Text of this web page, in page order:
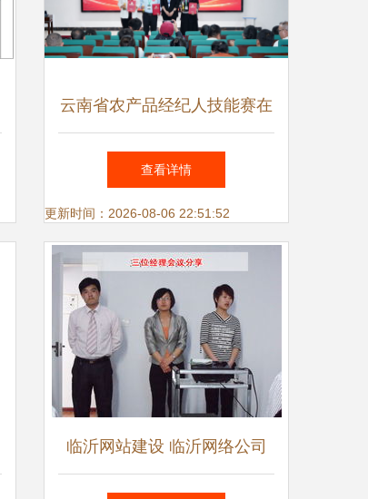
云南省农产品经纪人技能赛在
云经管圆满收官
查看详情
更新时间：2026-08-06 22:51:52
临沂网站建设 临沂网络公司